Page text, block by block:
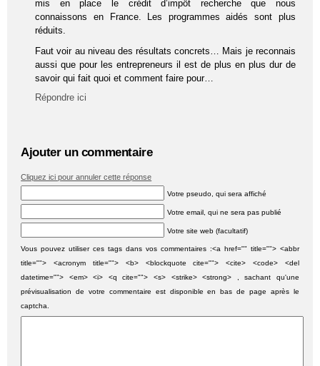
mis en place le crédit d’impôt recherche que nous
connaissons en France. Les programmes aidés sont plus
réduits.
Faut voir au niveau des résultats concrets… Mais je reconnais
aussi que pour les entrepreneurs il est de plus en plus dur de
savoir qui fait quoi et comment faire pour…
Répondre ici
Ajouter un commentaire
Cliquez ici pour annuler cette réponse
Votre pseudo, qui sera affiché
Votre email, qui ne sera pas publié
Votre site web (facultatif)
Vous pouvez utiliser ces tags dans vos commentaires :<a href="" title=""> <abbr
title=""> <acronym title=""> <b> <blockquote cite=""> <cite> <code> <del
datetime=""> <em> <i> <q cite=""> <s> <strike> <strong> , sachant qu'une
prévisualisation de votre commentaire est disponible en bas de page après le
captcha.